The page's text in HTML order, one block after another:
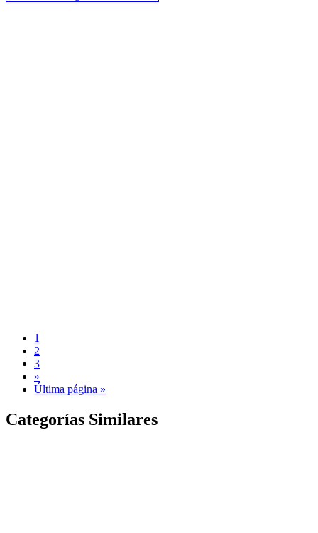
1
2
3
»
Última página »
Categorías Similares